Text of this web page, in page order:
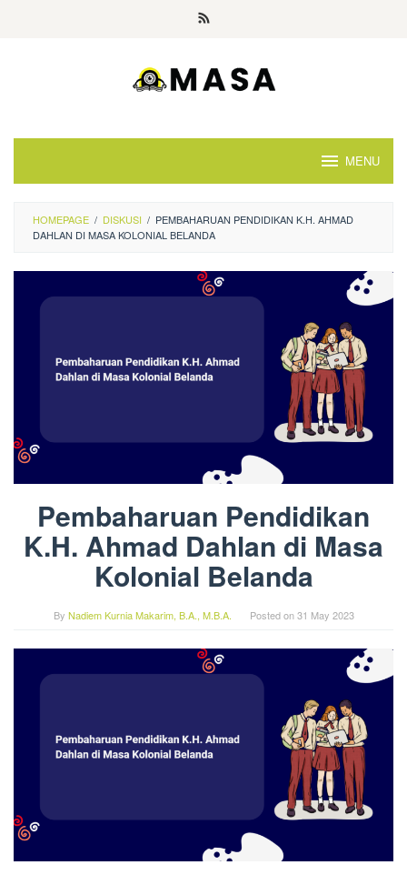
MENU
HOMEPAGE / DISKUSI / PEMBAHARUAN PENDIDIKAN K.H. AHMAD
DAHLAN DI MASA KOLONIAL BELANDA
Pembaharuan Pendidikan
K.H. Ahmad Dahlan di Masa
Kolonial Belanda
By Nadiem Kurnia Makarim, B.A., M.B.A. Posted on31 May 2023